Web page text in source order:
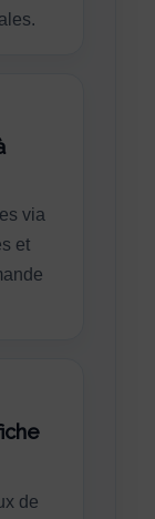
via
et
de